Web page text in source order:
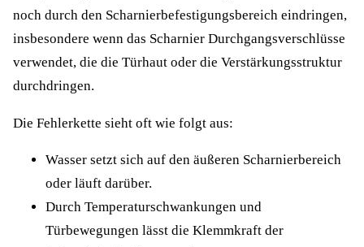
noch durch den Scharnierbefestigungsbereich eindringen,
insbesondere wenn das Scharnier Durchgangsverschlüsse
verwendet, die die Türhaut oder die Verstärkungsstruktur
durchdringen.
Die Fehlerkette sieht oft wie folgt aus:
Wasser setzt sich auf den äußeren Scharnierbereich
oder läuft darüber.
Durch Temperaturschwankungen und
Türbewegungen lässt die Klemmkraft der